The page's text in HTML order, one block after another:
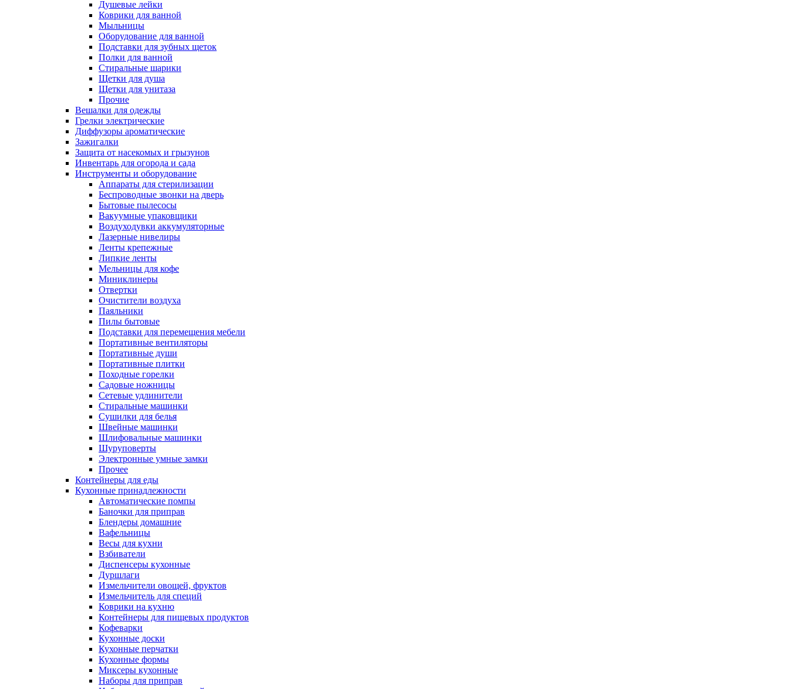
Душевые лейки
Коврики для ванной
Мыльницы
Оборудование для ванной
Подставки для зубных щеток
Полки для ванной
Стиральные шарики
Щетки для душа
Щетки для унитаза
Прочие
Вешалки для одежды
Грелки электрические
Диффузоры ароматические
Зажигалки
Защита от насекомых и грызунов
Инвентарь для огорода и сада
Инструменты и оборудование
Аппараты для стерилизации
Беспроводные звонки на дверь
Бытовые пылесосы
Вакуумные упаковщики
Воздуходувки аккумуляторные
Лазерные нивелиры
Ленты крепежные
Липкие ленты
Мельницы для кофе
Миниклинеры
Отвертки
Очистители воздуха
Паяльники
Пилы бытовые
Подставки для перемещения мебели
Портативные вентиляторы
Портативные души
Портативные плитки
Походные горелки
Садовые ножницы
Сетевые удлинители
Стиральные машинки
Сушилки для белья
Швейные машинки
Шлифовальные машинки
Шуруповерты
Электронные умные замки
Прочее
Контейнеры для еды
Кухонные принадлежности
Автоматические помпы
Баночки для приправ
Блендеры домашние
Вафельницы
Весы для кухни
Взбиватели
Диспенсеры кухонные
Дуршлаги
Измельчители овощей, фруктов
Измельчитель для специй
Коврики на кухню
Контейнеры для пищевых продуктов
Кофеварки
Кухонные доски
Кухонные перчатки
Кухонные формы
Миксеры кухонные
Наборы для приправ